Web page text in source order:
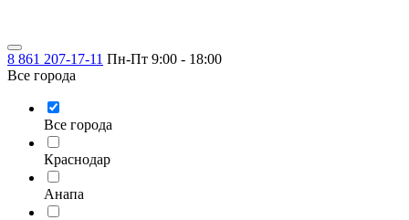
8 861 207-17-11 Пн-Пт 9:00 - 18:00
Все города
Все города
Краснодар
Анапа